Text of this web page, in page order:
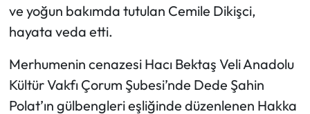
ve yoğun bakımda tutulan Cemile Dikişci,
hayata veda etti.
Merhumenin cenazesi Hacı Bektaş Veli Anadolu
Kültür Vakfı Çorum Şubesi’nde Dede Şahin
Polat’ın gülbengleri eşliğinde düzenlenen Hakka
Laçin Haberleri
Mecitözü Haberleri